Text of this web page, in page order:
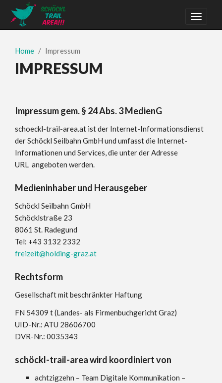
Home Impressum
IMPRESSUM
Impressum gem. § 24 Abs. 3 MedienG
schoeckl-trail-area.at ist der Internet-Informationsdienst
der Schöckl Seilbahn GmbH und umfasst die Internet-
Informationen und Services, die unter der Adresse
URL angeboten werden.
Medieninhaber und Herausgeber
Schöckl Seilbahn GmbH
Schöcklstraße 23
8061 St. Radegund
Tel: +43 3132 2332
freizeit@holding-graz.at
Rechtsform
Gesellschaft mit beschränkter Haftung
FN 54309 t (Landes- als Firmenbuchgericht Graz)
UID-Nr.: ATU 28606700
DVR-Nr.: 0035343
schöckl-trail-area wird koordiniert von
achtzigzehn – Team Digitale Kommunikation –